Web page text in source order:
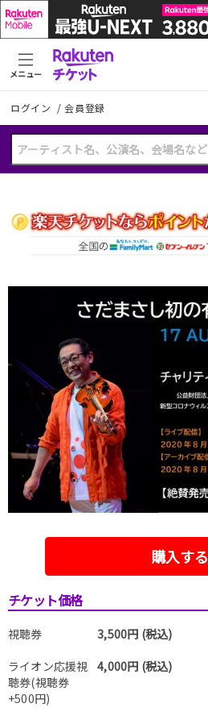
ログイン /会員登録
メニュー
購入する
チケット価格
視聴券
3,500円 (税込)
ライオン応援視
聴券(視聴券
+500円)
4,000円 (税込)